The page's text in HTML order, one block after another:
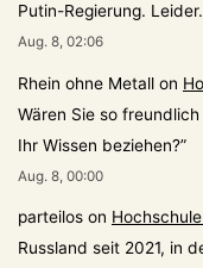
Putin-Regierung.
Aug. 8, 02:06
Rhein ohne Metall on
Wären Sie so
Ihr Wissen beziehen?”
Aug. 8, 00:00
parteilos on
Russland seit 2021, in